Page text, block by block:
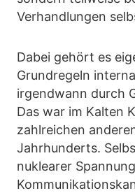
Verhandlungen
Dabei gehört es
Grundregeln
irgendwann durch
Das war im Kalten
zahlreichen
Jahrhunderts.
nuklearer